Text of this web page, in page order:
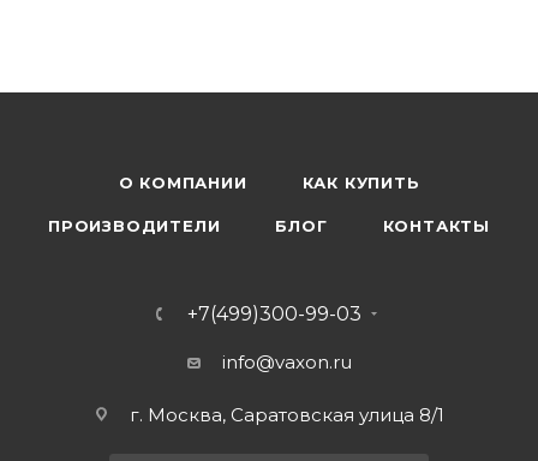
О КОМПАНИИ КАК КУПИТЬ
ПРОИЗВОДИТЕЛИ БЛОГ КОНТАКТЫ
+7(499)300-99-03
info@vaxon.ru
г. Москва, Саратовская улица 8/1